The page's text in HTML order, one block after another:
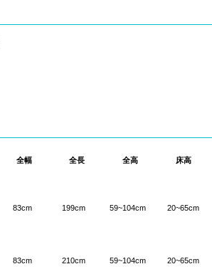
全幅
全長 全高 床高
83cm
199cm 59~104cm 20~65cm
83cm
210cm 59~104cm 20~65cm